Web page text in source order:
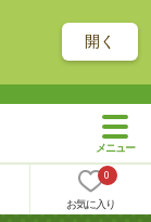
開く
0
お気に入り